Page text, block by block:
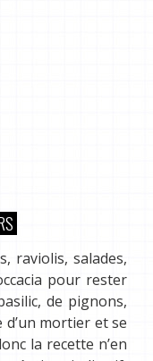
raviolis, salades,
pour rester
de pignons,
d’un mortier et se
la recette n’en